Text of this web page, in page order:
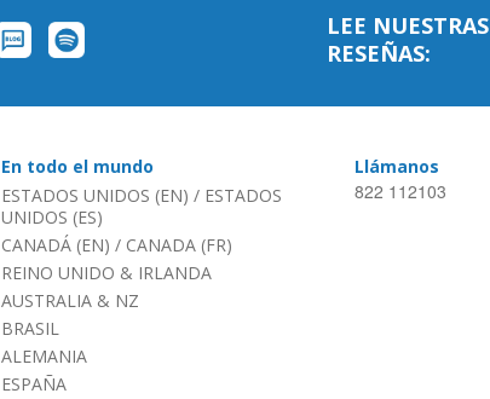
LEE NUESTRAS
RESEÑAS:
En todo el mundo
ESTADOS UNIDOS (EN) / ESTADOS
UNIDOS (ES)
CANADÁ (EN) / CANADA (FR)
REINO UNIDO & IRLANDA
AUSTRALIA & NZ
BRASIL
ALEMANIA
ESPAÑA
Llámanos
822 112103